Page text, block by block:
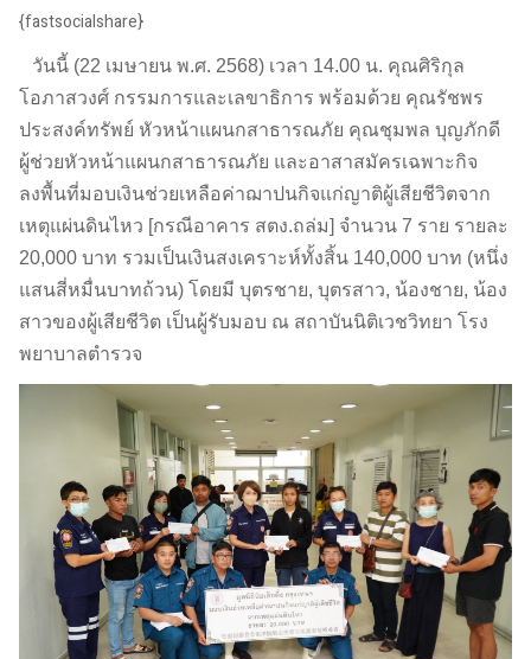
{fastsocialshare}
วันนี้ (22 เมษายน พ.ศ. 2568) เวลา 14.00 น. คุณศิริกุล
โอภาสวงศ์ กรรมการและเลขาธิการ พร้อมด้วย คุณรัชพร
ประสงค์ทรัพย์ หัวหน้าแผนกสาธารณภัย คุณชุมพล บุญภักดี
ผู้ช่วยหัวหน้าแผนกสาธารณภัย และอาสาสมัครเฉพาะกิจ
ลงพื้นที่มอบเงินช่วยเหลือค่าฌาปนกิจแก่ญาติผู้เสียชีวิตจาก
เหตุแผ่นดินไหว [กรณีอาคาร สตง.ถล่ม] จำนวน 7 ราย รายละ
20,000 บาท รวมเป็นเงินสงเคราะห์ทั้งสิ้น 140,000 บาท (หนึ่ง
แสนสี่หมื่นบาทถ้วน) โดยมี บุตรชาย, บุตรสาว, น้องชาย, น้อง
สาวของผู้เสียชีวิต เป็นผู้รับมอบ ณ สถาบันนิติเวชวิทยา โรง
พยาบาลตำรวจ